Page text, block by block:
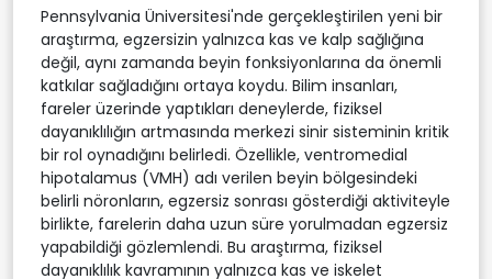
Pennsylvania Üniversitesi'nde gerçekleştirilen yeni bir
araştırma, egzersizin yalnızca kas ve kalp sağlığına
değil, aynı zamanda beyin fonksiyonlarına da önemli
katkılar sağladığını ortaya koydu. Bilim insanları,
fareler üzerinde yaptıkları deneylerde, fiziksel
dayanıklılığın artmasında merkezi sinir sisteminin kritik
bir rol oynadığını belirledi. Özellikle, ventromedial
hipotalamus (VMH) adı verilen beyin bölgesindeki
belirli nöronların, egzersiz sonrası gösterdiği aktiviteyle
birlikte, farelerin daha uzun süre yorulmadan egzersiz
yapabildiği gözlemlendi. Bu araştırma, fiziksel
dayanıklılık kavramının yalnızca kas ve iskelet